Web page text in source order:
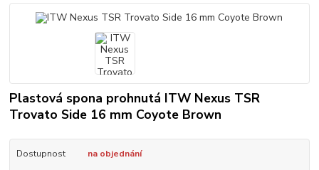
Plastová spona prohnutá ITW Nexus TSR
Trovato Side 16 mm Coyote Brown
Dostupnost na objednání